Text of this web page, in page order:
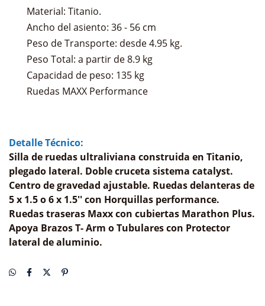
Material: Titanio.
Ancho del asiento: 36 - 56 cm
Peso de Transporte: desde 4.95 kg.
Peso Total: a partir de 8.9 kg
Capacidad de peso: 135 kg
Ruedas MAXX Performance
Detalle Técnico:
Silla de ruedas ultraliviana construida en Titanio,
plegado lateral. Doble cruceta sistema catalyst.
Centro de gravedad ajustable. Ruedas delanteras de
5 x 1.5 o 6 x 1.5'' con Horquillas performance.
Ruedas traseras Maxx con cubiertas Marathon Plus.
Apoya Brazos T- Arm o Tubulares con Protector
lateral de aluminio.